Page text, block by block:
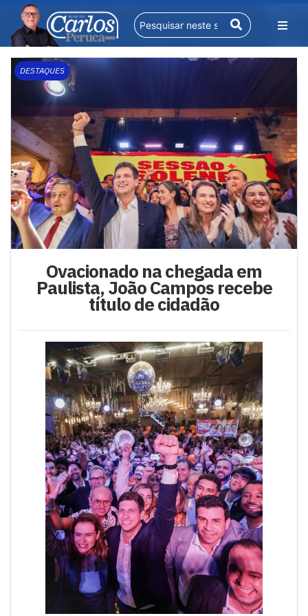
DESTAQUES
Ovacionado na chegada em
Paulista, João Campos recebe
título de cidadão